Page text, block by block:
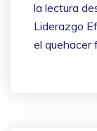
la lectura
Liderazgo
el quehacer